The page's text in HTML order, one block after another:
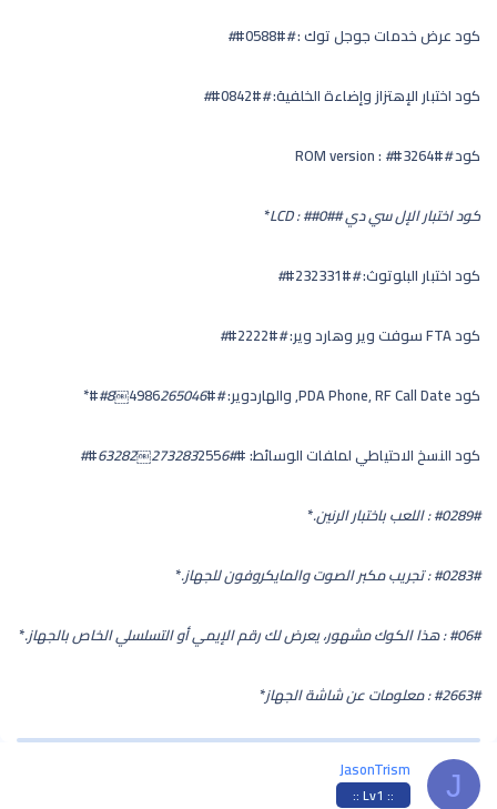
كود عرض خدمات جوجل توك :#
#0588#
#
كود اختبار الإهتزاز وإضاءة الخلفية:#
#0842#
#
كود ROM version : ##3264##
كود اختبار الإل سي دي LCD : ##0##
*
كود اختبار البلوتوث:#
#232331#
#
كود FTA سوفت وير وهارد وير: #
#2222#
#
كود PDA Phone, RF Call Date, والهاردوير: #
#4986
265046￼8#
#
*
كود النسخ الاحتياطي لملفات الوسائط: ##273283
2556￼63282
#
#
#0289#: اللعب باختبار الرنين.*
#0283#: تجريب مكبر الصوت والمايكروفون للجهاز.*
#06#: هذا الكوك مشهور، يعرض لك رقم الإيمي أو التسلسلي الخاص بالجهاز.*
#2663#: معلومات عن شاشة الجهاز*
J
JasonTrism
:: Lv1 ::